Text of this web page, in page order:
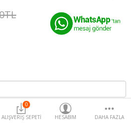
0
ALIŞVERIŞ SEPETI
HESABIM DAHA FAZLA